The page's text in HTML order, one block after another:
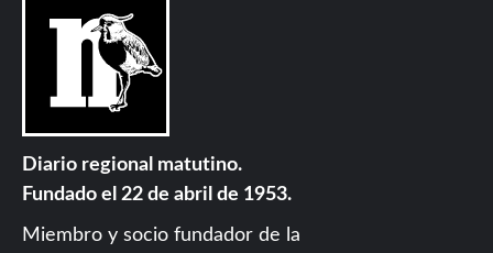
Diario regional matutino.
Fundado el 22 de abril de 1953.
Miembro y socio fundador de la